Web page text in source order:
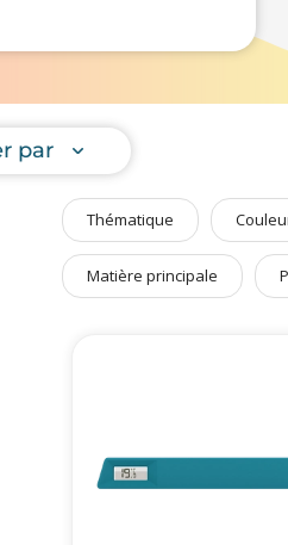
& Sécurité
& jouets
Auto & Vélo
Pub
par
Thématique
Matière principale